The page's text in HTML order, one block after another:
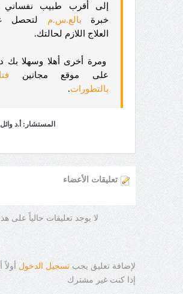
إلى أقرب طبيب
خبرة بالع.س.م لتحصل
العلاج اللازم لحالتك.
ومرة أخرى أهلا وسهلا بك
على موقع مجانين
بالتطورات.
المستشار: أ.د
تعليقات الأعضاء
لا يوجد تعليقات حالياً على
لإضافة تعليق يجب تسجيل الدخولأولاً
إذا كنت غير مشترك